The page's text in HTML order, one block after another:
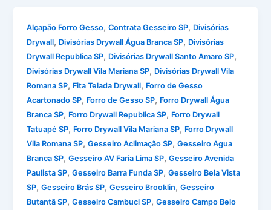
Alçapão Forro Gesso,Contrata Gesseiro SP, Divisórias
Drywall, Divisórias Drywall Água Branca SP, Divisórias
Drywall Republica SP, Divisórias Drywall Santo Amaro SP,
Divisórias Drywall Vila Mariana SP, Divisórias Drywall Vila
Romana SP, Fita Telada Drywall, Forro de Gesso
Acartonado SP, Forro de Gesso SP, Forro Drywall Água
Branca SP, Forro Drywall Republica SP, Forro Drywall
Tatuapé SP, Forro Drywall Vila Mariana SP, Forro Drywall
Vila Romana SP,Gesseiro Aclimação SP,Gesseiro Agua
Branca SP,Gesseiro AV Faria Lima SP,Gesseiro Avenida
Paulista SP,Gesseiro Barra Funda SP,Gesseiro Bela Vista
SP,Gesseiro Brás SP,Gesseiro Brooklin,Gesseiro
Butantã SP,Gesseiro Cambuci SP,Gesseiro Campo Belo